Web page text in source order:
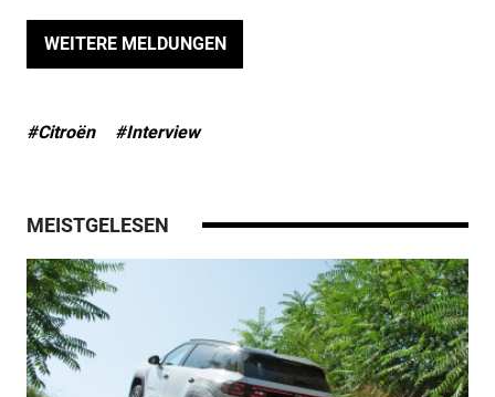
WEITERE MELDUNGEN
#Citroën #Interview
MEISTGELESEN